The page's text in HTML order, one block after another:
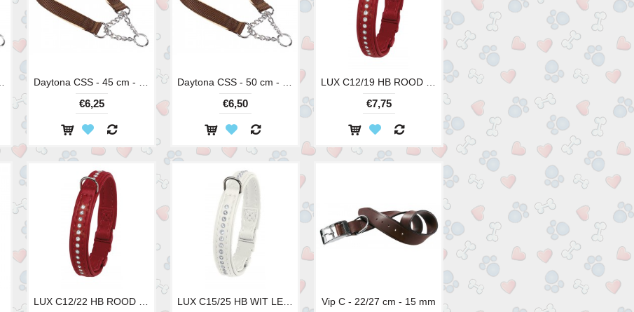
€6,25 €6,50 €7,75
Vip C - 22/27 cm - 15 mm